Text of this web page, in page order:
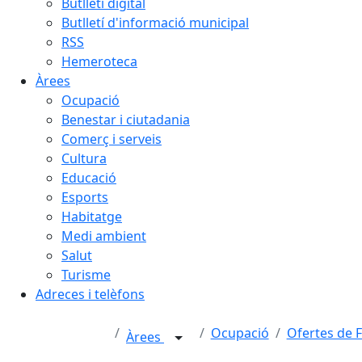
Butlletí d'informació municipal
RSS
Hemeroteca
Àrees
Ocupació
Benestar i ciutadania
Comerç i serveis
Cultura
Educació
Esports
Habitatge
Medi ambient
Salut
Turisme
Adreces i telèfons
Àrees Ocupació Ofertes de